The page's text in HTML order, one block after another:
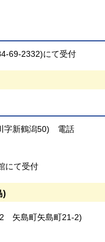
69-2332)にて受付
字新鶴潟50) 電話
にて受付
)
矢島町矢島町21-2)